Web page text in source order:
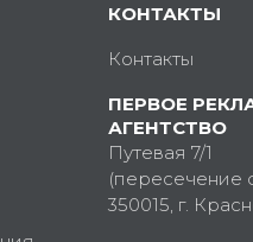
КОНТАКТЫ
Контакты
ПЕРВОЕ
АГЕНТСТВО
Путевая 7/1
(пересечение
350015 , г.